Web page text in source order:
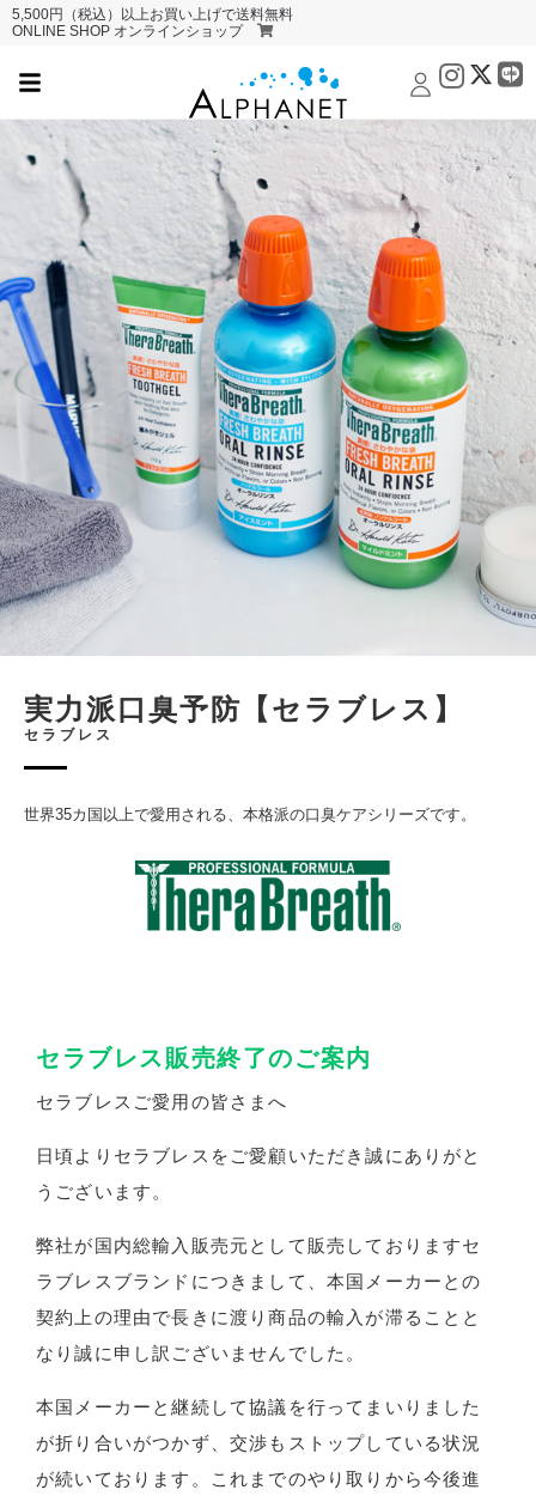
5,500円（税込）以上お買い上げで送料無料
ONLINE SHOP オンラインショップ
実力派口臭予防【セラブレス】
セラブレス
世界35カ国以上で愛用される、本格派の口臭ケアシリーズです。
セラブレス販売終了のご案内
セラブレスご愛用の皆さまへ
日頃よりセラブレスをご愛顧いただき誠にありがと
うございます。
弊社が国内総輸入販売元として販売しておりますセ
ラブレスブランドにつきまして、本国メーカーとの
契約上の理由で長きに渡り商品の輸入が滞ることと
なり誠に申し訳ございませんでした。
本国メーカーと継続して協議を行ってまいりました
が折り合いがつかず、交渉もストップしている状況
が続いております。これまでのやり取りから今後進